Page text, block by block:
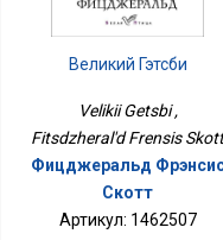
Великий Гэтсби
Velikii Getsbi ,
Fitsdzheral'd Frensis
Фицджеральд
Скотт
Артикул: 1462507